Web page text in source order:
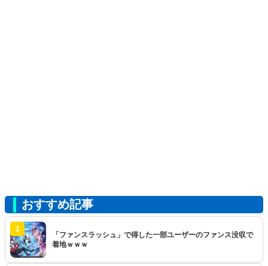
おすすめ記事
1
「ファンスラッシュ」で得した一部ユーザーのファンス没収で
着地ｗｗｗ